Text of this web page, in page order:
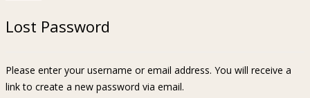
Lost Password
Please enter your username or email address. You will receive a
link to create a new password via email.